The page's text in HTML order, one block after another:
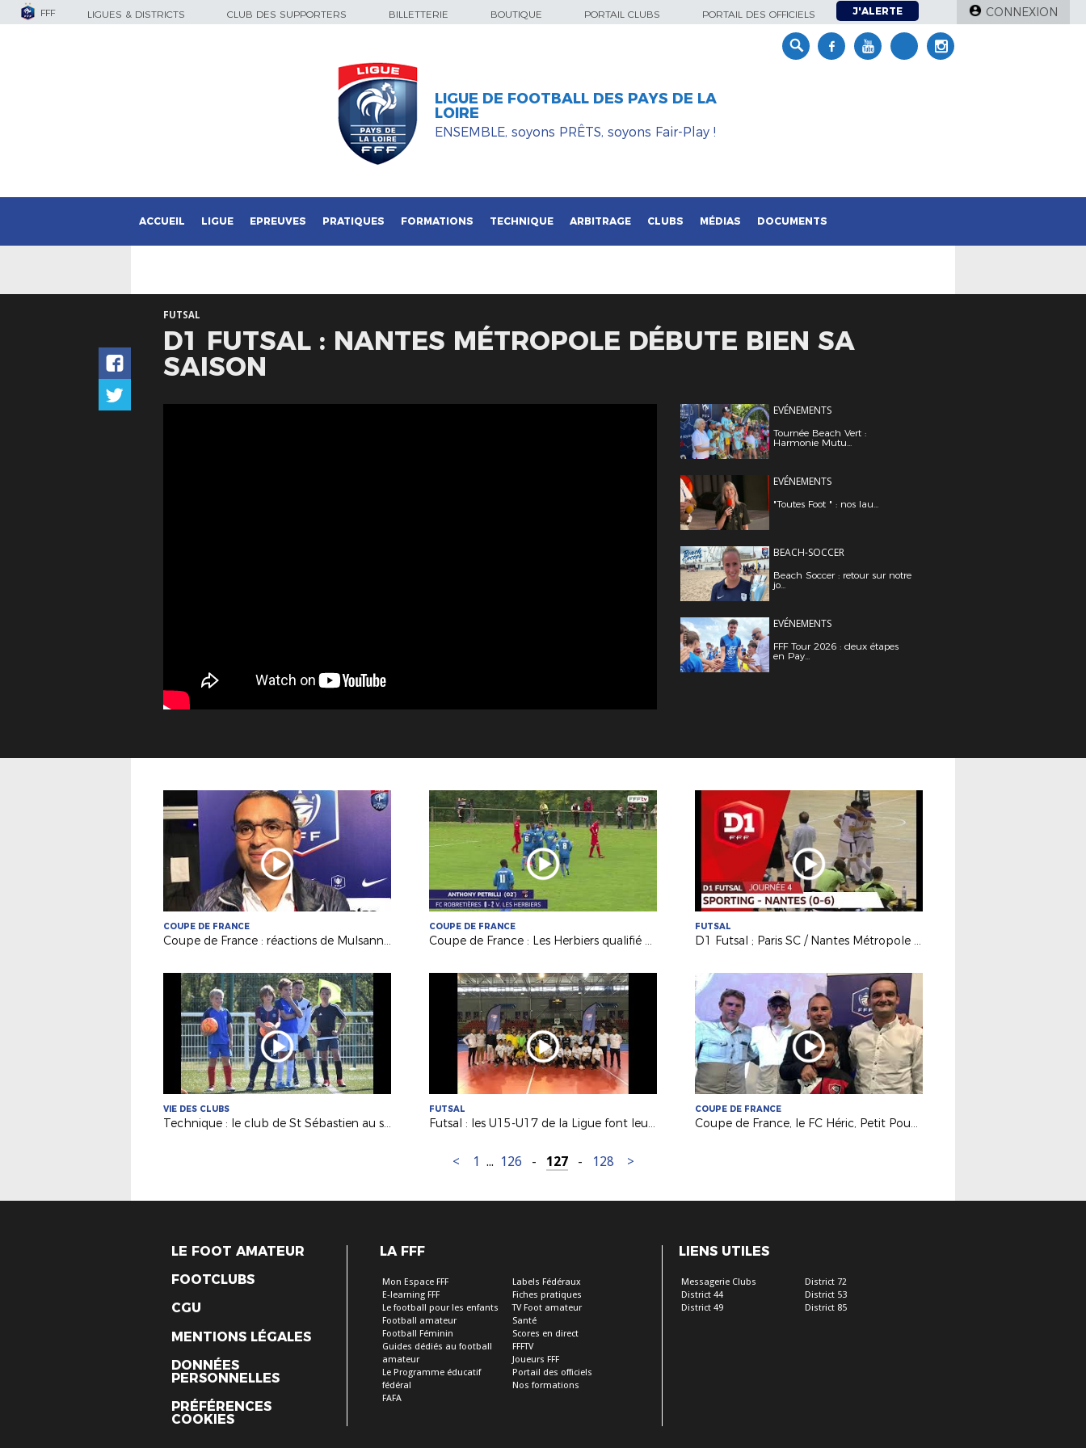
FFF LIGUES & DISTRICTS CLUB DES SUPPORTERS BILLETTERIE BOUTIQUE PORTAIL CLUBS PORTAIL DES OFFICIELS J'ALERTE CONNEXION
LIGUE DE FOOTBALL DES PAYS DE LA
LOIRE
ENSEMBLE, soyons PRÊTS, soyons Fair-Play !
ACCUEIL LIGUE EPREUVES PRATIQUES FORMATIONS TECHNIQUE ARBITRAGE CLUBS MÉDIAS DOCUMENTS
FUTSAL
D1 FUTSAL : NANTES MÉTROPOLE DÉBUTE BIEN SA
SAISON
EVÉNEMENTS
Tournée Beach Vert :
Harmonie Mutu...
EVÉNEMENTS
"Toutes Foot " : nos lau...
BEACH-SOCCER
Beach Soccer : retour sur notre
jo...
EVÉNEMENTS
FFF Tour 2026 : deux étapes
en Pay...
COUPE DE FRANCE
Coupe de France : réactions de Mulsanne et Mûrs-Erigné après le tirage au sort du 6e tour !
COUPE DE FRANCE
Coupe de France : Les Herbiers qualifié aux Robretières !
FUTSAL
D1 Futsal ; Paris SC / Nantes Métropole Futsal (0-6)
VIE DES CLUBS
Technique : le club de St Sébastien au service de nos BMF !
FUTSAL
Futsal : les U15-U17 de la Ligue font leur rentrée !
COUPE DE FRANCE
Coupe de France, le FC Héric, Petit Poucet du 5e tour !
< 1 ... 126 - 127 - 128 >
LE FOOT AMATEUR
FOOTCLUBS
CGU
MENTIONS LÉGALES
DONNÉES
PERSONNELLES
PRÉFÉRENCES
COOKIES
LA FFF
Mon Espace FFF
E-learning FFF
Le football pour les enfants
Football amateur
Football Féminin
Guides dédiés au football
amateur
Le Programme éducatif
fédéral
FAFA
Labels Fédéraux
Fiches pratiques
TV Foot amateur
Santé
Scores en direct
FFFTV
Joueurs FFF
Portail des officiels
Nos formations
LIENS UTILES
Messagerie Clubs
District 44
District 49
District 72
District 53
District 85